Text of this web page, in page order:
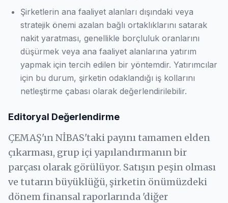
Şirketlerin ana faaliyet alanları dışındaki veya
stratejik önemi azalan bağlı ortaklıklarını satarak
nakit yaratması, genellikle borçluluk oranlarını
düşürmek veya ana faaliyet alanlarına yatırım
yapmak için tercih edilen bir yöntemdir. Yatırımcılar
için bu durum, şirketin odaklandığı iş kollarını
netleştirme çabası olarak değerlendirilebilir.
Editoryal Değerlendirme
ÇEMAŞ'ın NİBAS'taki payını tamamen elden
çıkarması, grup içi yapılandırmanın bir
parçası olarak görülüyor. Satışın peşin olması
ve tutarın büyüklüğü, şirketin önümüzdeki
dönem finansal raporlarında 'diğer